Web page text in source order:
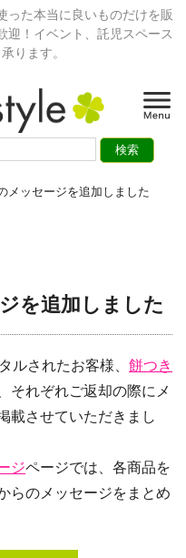
った本当に良いものだけを販
迎！イベント、託児スペース
ります。
メッセージを追加しました
を追加しました
ルされたお客様、 餅つき
それぞれご返却の際にメ
載させていただきまし
ジページでは、各商品を
らのメッセージをまとめ